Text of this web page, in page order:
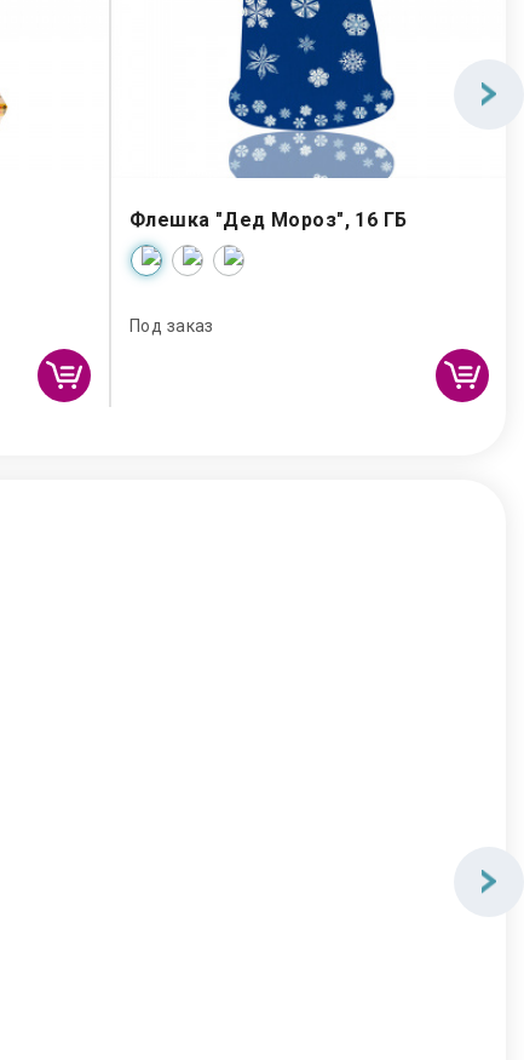
Флешка "Дед Мороз", 16 ГБ
Под заказ